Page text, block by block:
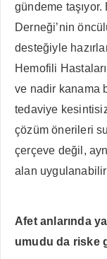
gündeme
Derneği’nin
desteğiyle
Hemofili
ve nadir kanama
tedaviye
çözüm önerileri
çerçeve değil,
alan
Afet anlarında
umudu da riske